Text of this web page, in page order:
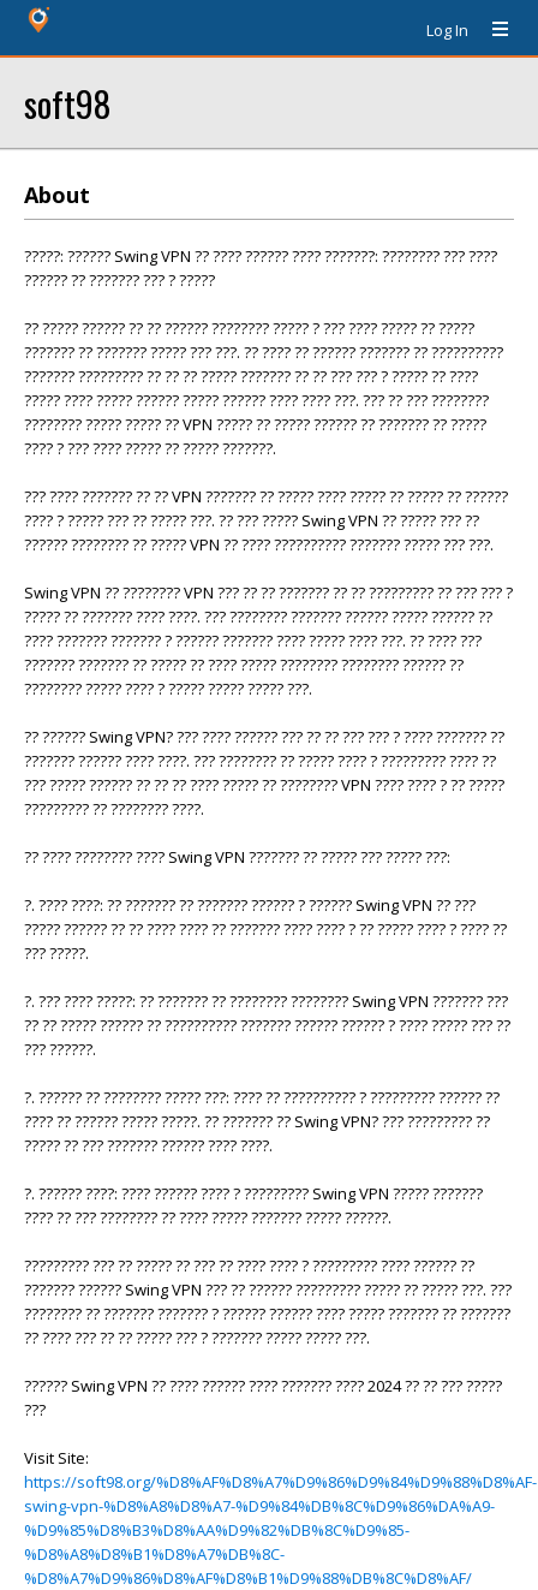
Log In
soft98
About
?????: ?????? Swing VPN ?? ???? ?????? ???? ???????: ???????? ??? ????
?????? ?? ??????? ??? ? ?????
?? ????? ?????? ?? ?? ?????? ???????? ????? ? ??? ???? ????? ?? ?????
??????? ?? ??????? ????? ??? ???. ?? ???? ?? ?????? ??????? ?? ??????????
??????? ????????? ?? ?? ?? ????? ??????? ?? ?? ??? ??? ? ????? ?? ????
????? ???? ????? ?????? ????? ?????? ???? ???? ???. ??? ?? ??? ????????
???????? ????? ????? ?? VPN ????? ?? ????? ?????? ?? ??????? ?? ?????
???? ? ??? ???? ????? ?? ????? ???????.
??? ???? ??????? ?? ?? VPN ??????? ?? ????? ???? ????? ?? ????? ?? ??????
???? ? ????? ??? ?? ????? ???. ?? ??? ????? Swing VPN ?? ????? ??? ??
?????? ???????? ?? ????? VPN ?? ???? ?????????? ??????? ????? ??? ???.
Swing VPN ?? ???????? VPN ??? ?? ?? ??????? ?? ?? ????????? ?? ??? ??? ?
????? ?? ??????? ???? ????. ??? ???????? ??????? ?????? ????? ?????? ??
???? ??????? ??????? ? ?????? ??????? ???? ????? ???? ???. ?? ???? ???
??????? ??????? ?? ????? ?? ???? ????? ???????? ???????? ?????? ??
???????? ????? ???? ? ????? ????? ????? ???.
?? ?????? Swing VPN? ??? ???? ?????? ??? ?? ?? ??? ??? ? ???? ??????? ??
??????? ?????? ???? ????. ??? ???????? ?? ????? ???? ? ????????? ???? ??
??? ????? ?????? ?? ?? ?? ???? ????? ?? ???????? VPN ???? ???? ? ?? ?????
????????? ?? ???????? ????.
?? ???? ???????? ???? Swing VPN ??????? ?? ????? ??? ????? ???:
?. ???? ????: ?? ??????? ?? ??????? ?????? ? ?????? Swing VPN ?? ???
????? ?????? ?? ?? ???? ???? ?? ??????? ???? ???? ? ?? ????? ???? ? ???? ??
??? ?????.
?. ??? ???? ?????: ?? ??????? ?? ???????? ???????? Swing VPN ??????? ???
?? ?? ????? ?????? ?? ?????????? ??????? ?????? ?????? ? ???? ????? ??? ??
??? ??????.
?. ?????? ?? ???????? ????? ???: ???? ?? ?????????? ? ????????? ?????? ??
???? ?? ?????? ????? ?????. ?? ??????? ?? Swing VPN? ??? ????????? ??
????? ?? ??? ??????? ?????? ???? ????.
?. ?????? ????: ???? ?????? ???? ? ????????? Swing VPN ????? ???????
???? ?? ??? ???????? ?? ???? ????? ??????? ????? ??????.
????????? ??? ?? ????? ?? ??? ?? ???? ???? ? ????????? ???? ?????? ??
??????? ?????? Swing VPN ??? ?? ?????? ????????? ????? ?? ????? ???. ???
???????? ?? ??????? ??????? ? ?????? ?????? ???? ????? ??????? ?? ???????
?? ???? ??? ?? ?? ????? ??? ? ??????? ????? ????? ???.
?????? Swing VPN ?? ???? ?????? ???? ??????? ???? 2024 ?? ?? ??? ?????
???
Visit Site:
https://soft98.org/%D8%AF%D8%A7%D9%86%D9%84%D9%88%D8%AF-
swing-vpn-%D8%A8%D8%A7-%D9%84%DB%8C%D9%86%DA%A9-
%D9%85%D8%B3%D8%AA%D9%82%DB%8C%D9%85-
%D8%A8%D8%B1%D8%A7%DB%8C-
%D8%A7%D9%86%D8%AF%D8%B1%D9%88%DB%8C%D8%AF/